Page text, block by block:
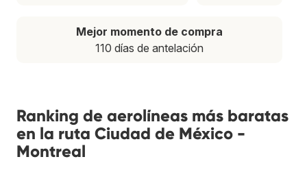
Mejor momento de compra
110 días de antelación
Ranking de aerolíneas más baratas
en la ruta Ciudad de México -
Montreal